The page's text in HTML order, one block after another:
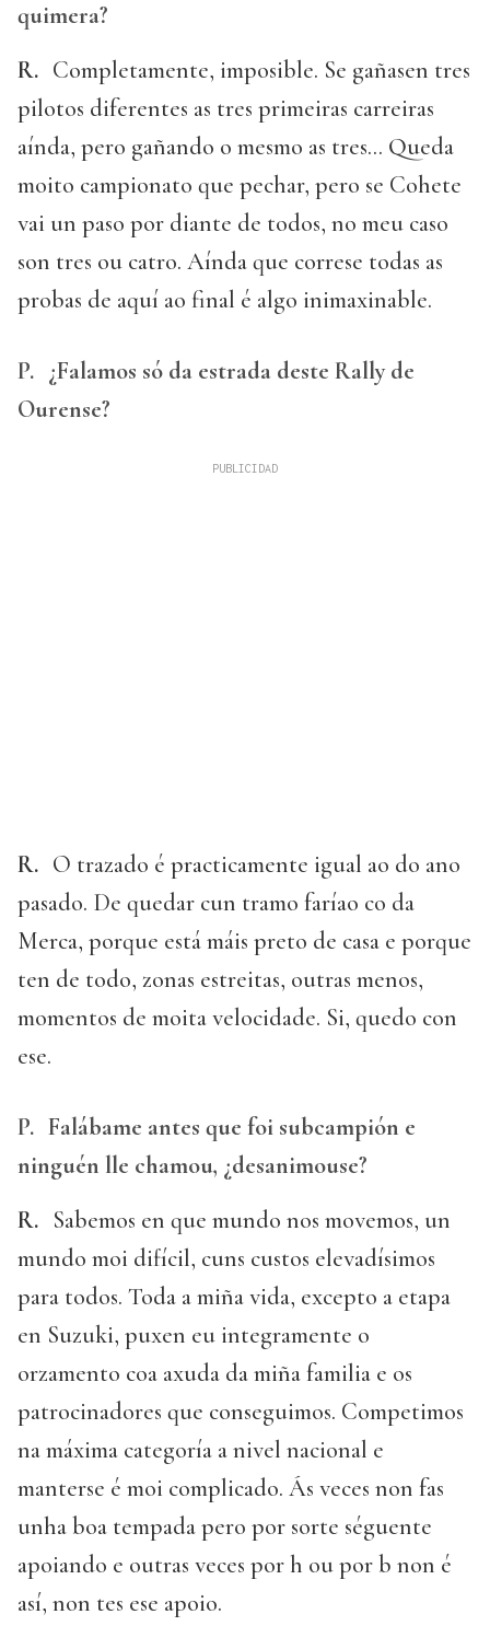
quimera?
R. Completamente, imposible. Se gañasen tres
pilotos diferentes as tres primeiras carreiras
aínda, pero gañando o mesmo as tres... Queda
moito campionato que pechar, pero se Cohete
vai un paso por diante de todos, no meu caso
son tres ou catro. Aínda que correse todas as
probas de aquí ao final é algo inimaxinable.
P. ¿Falamos só da estrada deste Rally de
Ourense?
R. O trazado é practicamente igual ao do ano
pasado. De quedar cun tramo faríao co da
Merca, porque está máis preto de casa e porque
ten de todo, zonas estreitas, outras menos,
momentos de moita velocidade. Si, quedo con
ese.
P. Falábame antes que foi subcampión e
ninguén lle chamou, ¿desanimouse?
R. Sabemos en que mundo nos movemos, un
mundo moi difícil, cuns custos elevadísimos
para todos. Toda a miña vida, excepto a etapa
en Suzuki, puxen eu integramente o
orzamento coa axuda da miña familia e os
patrocinadores que conseguimos. Competimos
na máxima categoría a nivel nacional e
manterse é moi complicado. Ás veces non fas
unha boa tempada pero por sorte séguente
apoiando e outras veces por h ou por b non é
así, non tes ese apoio.